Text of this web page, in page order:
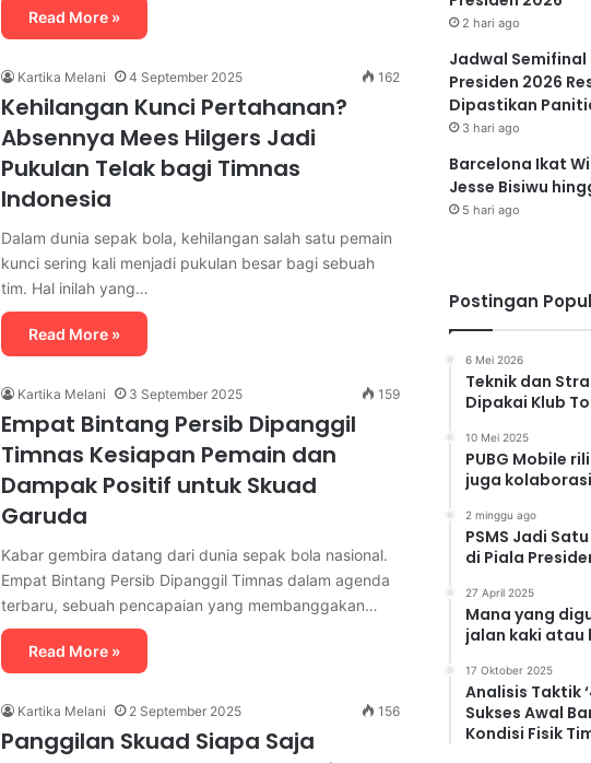
Read More »
Kartika Melani 4 September 2025 162
Kehilangan Kunci Pertahanan?
Absennya Mees Hilgers Jadi
Pukulan Telak bagi Timnas
Indonesia
Dalam dunia sepak bola, kehilangan salah satu pemain
kunci sering kali menjadi pukulan besar bagi sebuah
tim. Hal inilah yang…
Read More »
Kartika Melani 3 September 2025 159
Empat Bintang Persib Dipanggil
Timnas Kesiapan Pemain dan
Dampak Positif untuk Skuad
Garuda
Kabar gembira datang dari dunia sepak bola nasional.
Empat Bintang Persib Dipanggil Timnas dalam agenda
terbaru, sebuah pencapaian yang membanggakan…
Read More »
Kartika Melani 2 September 2025 156
Panggilan Skuad Siapa Saja
2 hari ago
Jadwal Semifinal
Presiden 2026
Dipastikan
3 hari ago
Barcelona Ikat
Jesse Bisiwu
5 hari ago
Postingan
6 Mei 2026
Teknik dan
Dipakai Klub
10 Mei 2025
PUBG Mobile
juga
2 minggu ago
PSMS Jadi
di Piala
27 April 2025
Mana yang
jalan kaki atau
17 Oktober 2025
Analisis Taktik
Sukses Awal
Kondisi Fisik